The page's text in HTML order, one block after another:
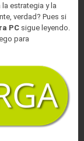
estrategia y la
verdad? Pues si
PC sigue leyendo.
para